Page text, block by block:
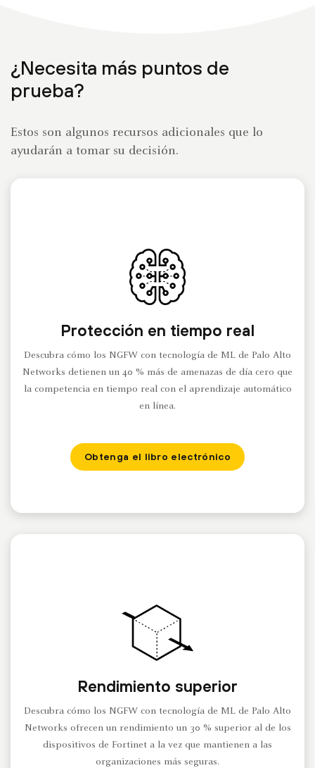
¿Necesita más puntos de
prueba?
Estos son algunos recursos adicionales que lo
ayudarán a tomar su decisión.
Protección en tiempo real
Descubra cómo los NGFW con tecnología de ML de Palo Alto
Networks detienen un 40 % más de amenazas de día cero que
la competencia en tiempo real con el aprendizaje automático
en línea.
Obtenga el libro electrónico
Rendimiento superior
Descubra cómo los NGFW con tecnología de ML de Palo Alto
Networks ofrecen un rendimiento un 30 % superior al de los
dispositivos de Fortinet a la vez que mantienen a las
organizaciones más seguras.